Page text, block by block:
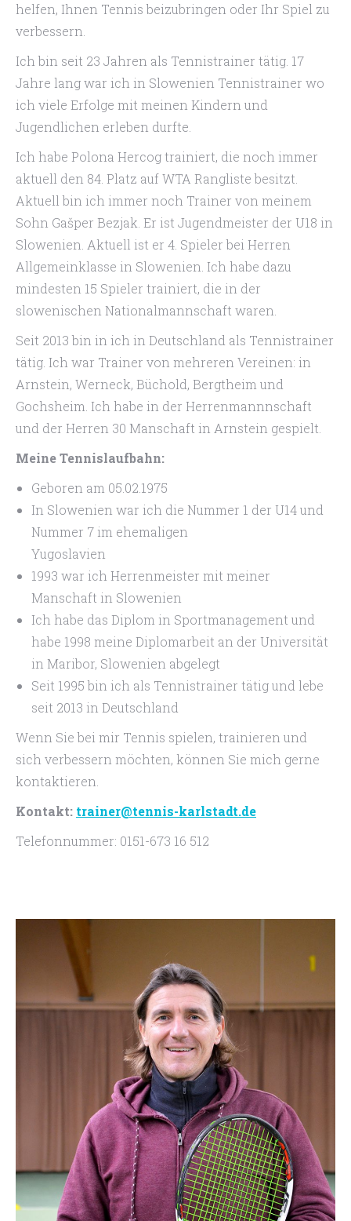
helfen, Ihnen Tennis beizubringen oder Ihr Spiel zu
verbessern.
Ich bin seit 23 Jahren als Tennistrainer tätig. 17
Jahre lang war ich in Slowenien Tennistrainer wo
ich viele Erfolge mit meinen Kindern und
Jugendlichen erleben durfte.
Ich habe Polona Hercog trainiert, die noch immer
aktuell den 84. Platz auf WTA Rangliste besitzt.
Aktuell bin ich immer noch Trainer von meinem
Sohn Gašper Bezjak. Er ist Jugendmeister der U18 in
Slowenien. Aktuell ist er 4. Spieler bei Herren
Allgemeinklasse in Slowenien. Ich habe dazu
mindesten 15 Spieler trainiert, die in der
slowenischen Nationalmannschaft waren.
Seit 2013 bin in ich in Deutschland als Tennistrainer
tätig. Ich war Trainer von mehreren Vereinen: in
Arnstein, Werneck, Büchold, Bergtheim und
Gochsheim. Ich habe in der Herrenmannnschaft
und der Herren 30 Manschaft in Arnstein gespielt.
Meine Tennislaufbahn:
Geboren am 05.02.1975
In Slowenien war ich die Nummer 1 der U14 und
Nummer 7 im ehemaligen
Yugoslavien
1993 war ich Herrenmeister mit meiner
Manschaft in Slowenien
Ich habe das Diplom in Sportmanagement und
habe 1998 meine Diplomarbeit an der Universität
in Maribor, Slowenien abgelegt
Seit 1995 bin ich als Tennistrainer tätig und lebe
seit 2013 in Deutschland
Wenn Sie bei mir Tennis spielen, trainieren und
sich verbessern möchten, können Sie mich gerne
kontaktieren.
Kontakt: trainer@tennis-karlstadt.de
Telefonnummer: 0151-673 16 512